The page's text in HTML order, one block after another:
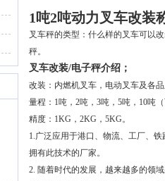
1吨2吨动力叉车改装
叉车秤的类型：什么样的叉车可以
秤。
叉车改装/电子秤介绍；
改装：内燃机叉车，电动叉车及各
量程：1吨，2吨，3吨，5吨，10吨
精度：1KG，2KG，5KG。
1.广泛应用于港口、物流、工厂、
拥有此技术的厂家。
2. 随着时代的发展，越来越多的领